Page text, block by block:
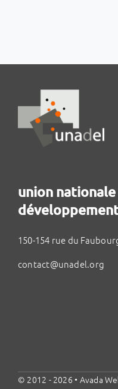
union
150-154 rue du
contact@unadel.org
© 2012 - 2026 • Avada